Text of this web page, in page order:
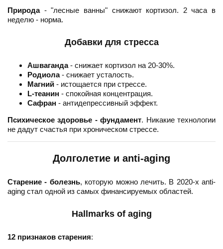
Природа- "лесные ванны" снижают кортизол. 2 часа в
неделю - норма.
Добавки для стресса
Ашваганда- снижает кортизол на 20-30%.
Родиола- снижает усталость.
Магний - истощается при стрессе.
L-теанин - спокойная концентрация.
Сафран - антидепрессивный эффект.
Психическое здоровье - фундамент. Никакие технологии
не дадут счастья при хроническом стрессе.
Долголетие и anti-aging
Старение - болезнь, которую можно лечить. В 2020-х anti-
aging стал одной из самых финансируемых областей.
Hallmarks of aging
12 признаков старения: